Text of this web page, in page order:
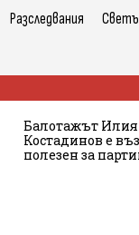
Разследвания
Балотажът
Костадинов е
полезен за